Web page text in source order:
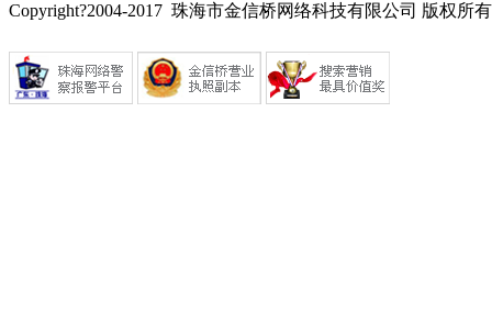
Copyright?2004-2017 珠海市金信桥网络科技有限公司 版权所有